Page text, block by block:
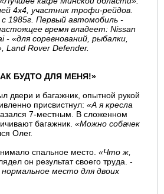
4х4, участник трофи-рейдов.
1985г. Первый автомобиль -
время владеет: Nissan
- «для соревнований, рыбалки,
Land Rover Defender.
БУДТО ДЛЯ МЕНЯ!»
двери и багажник, опытной рукой
присвистнул: «А я кресла
7-местным. В сложенном
багажник. «Можно собачек
Олег.
спальное место. «Что ж,
он результат своего труда. -
место для двоих